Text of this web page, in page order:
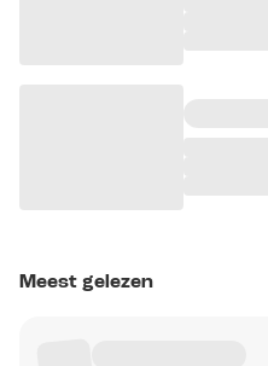
Meest gelezen